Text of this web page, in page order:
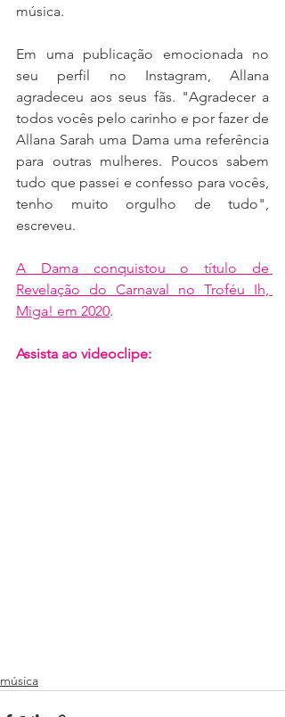
música.
Em uma publicação emocionada no
seu perfil no Instagram, Allana
agradeceu aos seus fãs. "Agradecer a
todos vocês pelo carinho e por fazer de
Allana Sarah uma Dama uma referência
para outras mulheres. Poucos sabem
tudo que passei e confesso para vocês,
tenho muito orgulho de tudo",
escreveu.
A Dama conquistou o título de
Revelação do Carnaval no Troféu Ih,
Miga! em 2020.
Assista ao videoclipe:
música